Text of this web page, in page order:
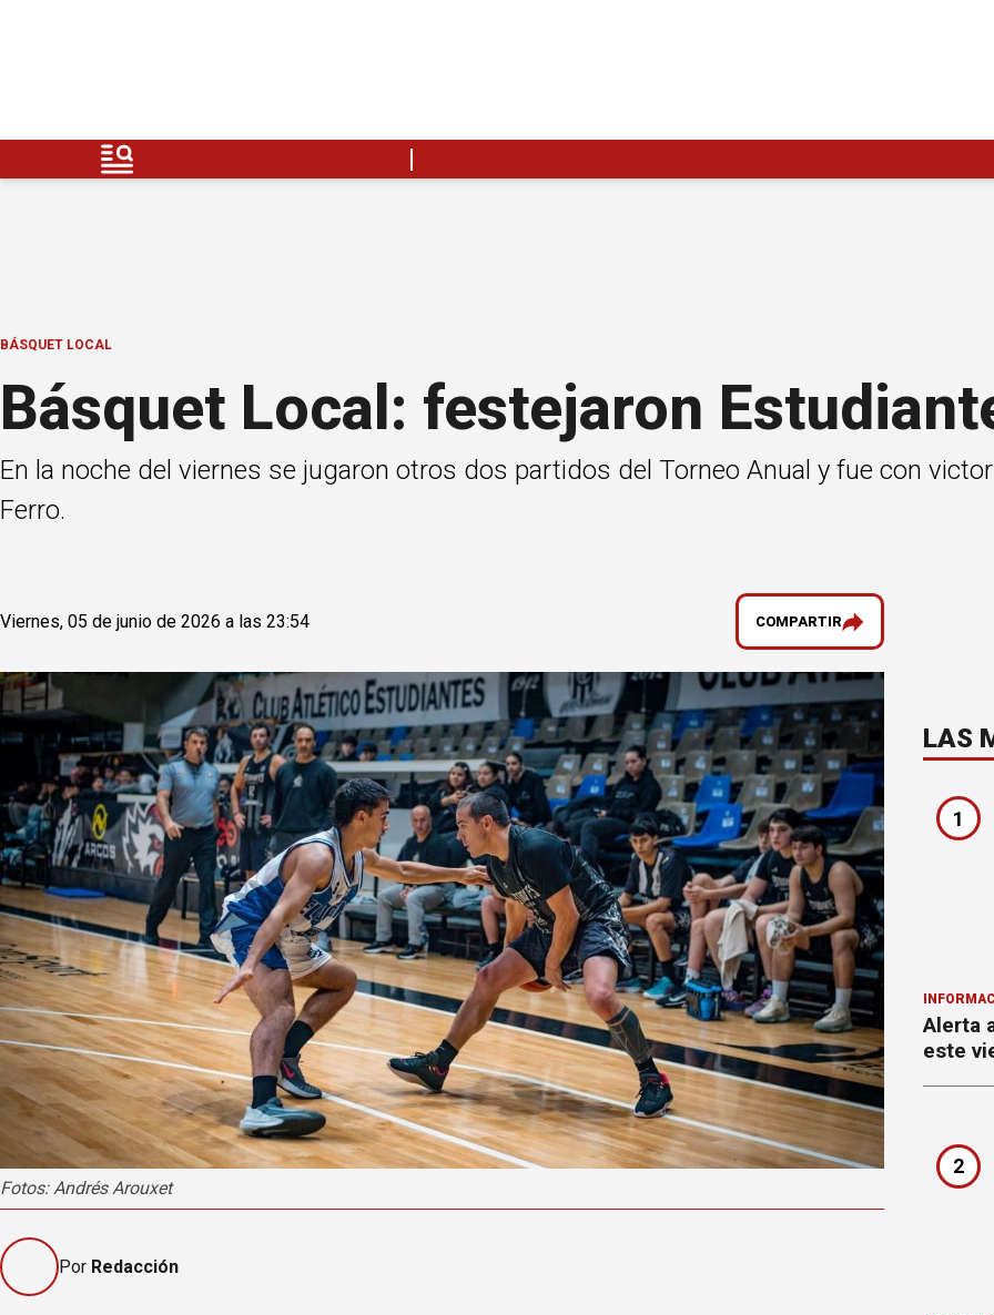
BÁSQUET LOCAL
Básquet Local: festejaron
En la noche del viernes se jugaron otros dos partidos del Torneo Anual y fue con
Ferro.
Viernes, 05 de junio de 2026 a las 23:54 COMPARTIR
Fotos: Andrés Arouxet
Por Redacción
LAS
1
Alerta
este
2